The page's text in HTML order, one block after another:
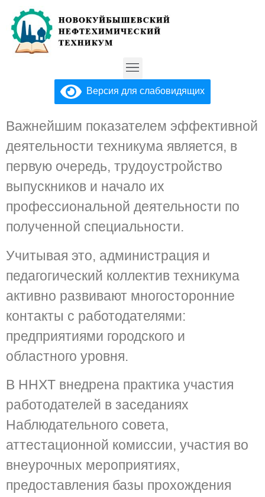
Версия для слабовидящих
Важнейшим показателем эффективной
деятельности техникума является, в
первую очередь, трудоустройство
выпускников и начало их
профессиональной деятельности по
полученной специальности.
Учитывая это, администрация и
педагогический коллектив техникума
активно развивают многосторонние
контакты с работодателями:
предприятиями городского и
областного уровня.
В ННХТ внедрена практика участия
работодателей в заседаниях
Наблюдательного совета,
аттестационной комиссии, участия во
внеурочных мероприятиях,
предоставления базы прохождения